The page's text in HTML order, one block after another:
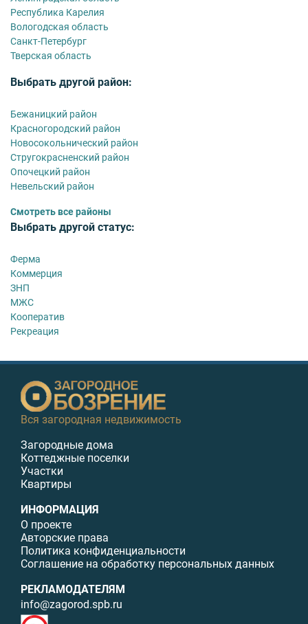
Республика Карелия
Вологодская область
Санкт-Петербург
Тверская область
Выбрать другой район:
Бежаницкий район
Красногородский район
Новосокольнический район
Стругокрасненский район
Опочецкий район
Невельский район
Смотреть все районы
Выбрать другой статус:
Ферма
Коммерция
ЗНП
МЖС
Кооператив
Рекреация
Вся загородная недвижимость
Загородные дома
Коттеджные поселки
Участки
Квартиры
ИНФОРМАЦИЯ
О проекте
Авторские права
Политика конфиденциальности
Соглашение на обработку персональных данных
РЕКЛАМОДАТЕЛЯМ
info@zagorod.spb.ru